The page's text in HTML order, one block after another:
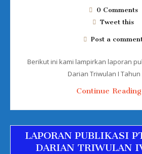
0 Comments
Tweet this
Post a
Berikut ini kami lampirkan laporan
Darian Triwulan I Tahun
Continue
LAPORAN PUBLIKASI
DARIAN TRIWULAN